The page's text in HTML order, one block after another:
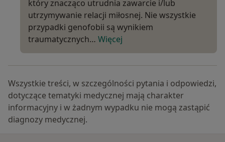
który znacząco utrudnia zawarcie i/lub
utrzymywanie relacji miłosnej. Nie wszystkie
przypadki genofobii są wynikiem
traumatycznych… Więcej
Wszystkie treści, w szczególności pytania i odpowiedzi,
dotyczące tematyki medycznej mają charakter
informacyjny i w żadnym wypadku nie mogą zastąpić
diagnozy medycznej.